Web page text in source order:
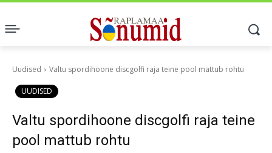
Uudised Valtu spordihoone discgolfi raja teine pool mattub rohtu
UUDISED
Valtu spordihoone discgolfi raja teine
pool mattub rohtu